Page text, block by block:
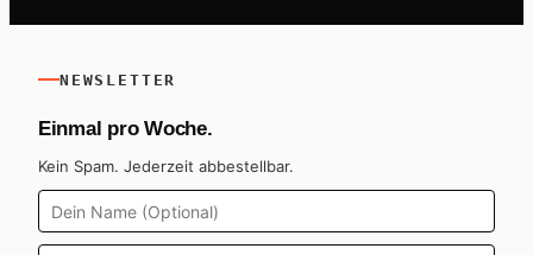
NEWSLETTER
Einmal pro Woche.
Kein Spam. Jederzeit abbestellbar.